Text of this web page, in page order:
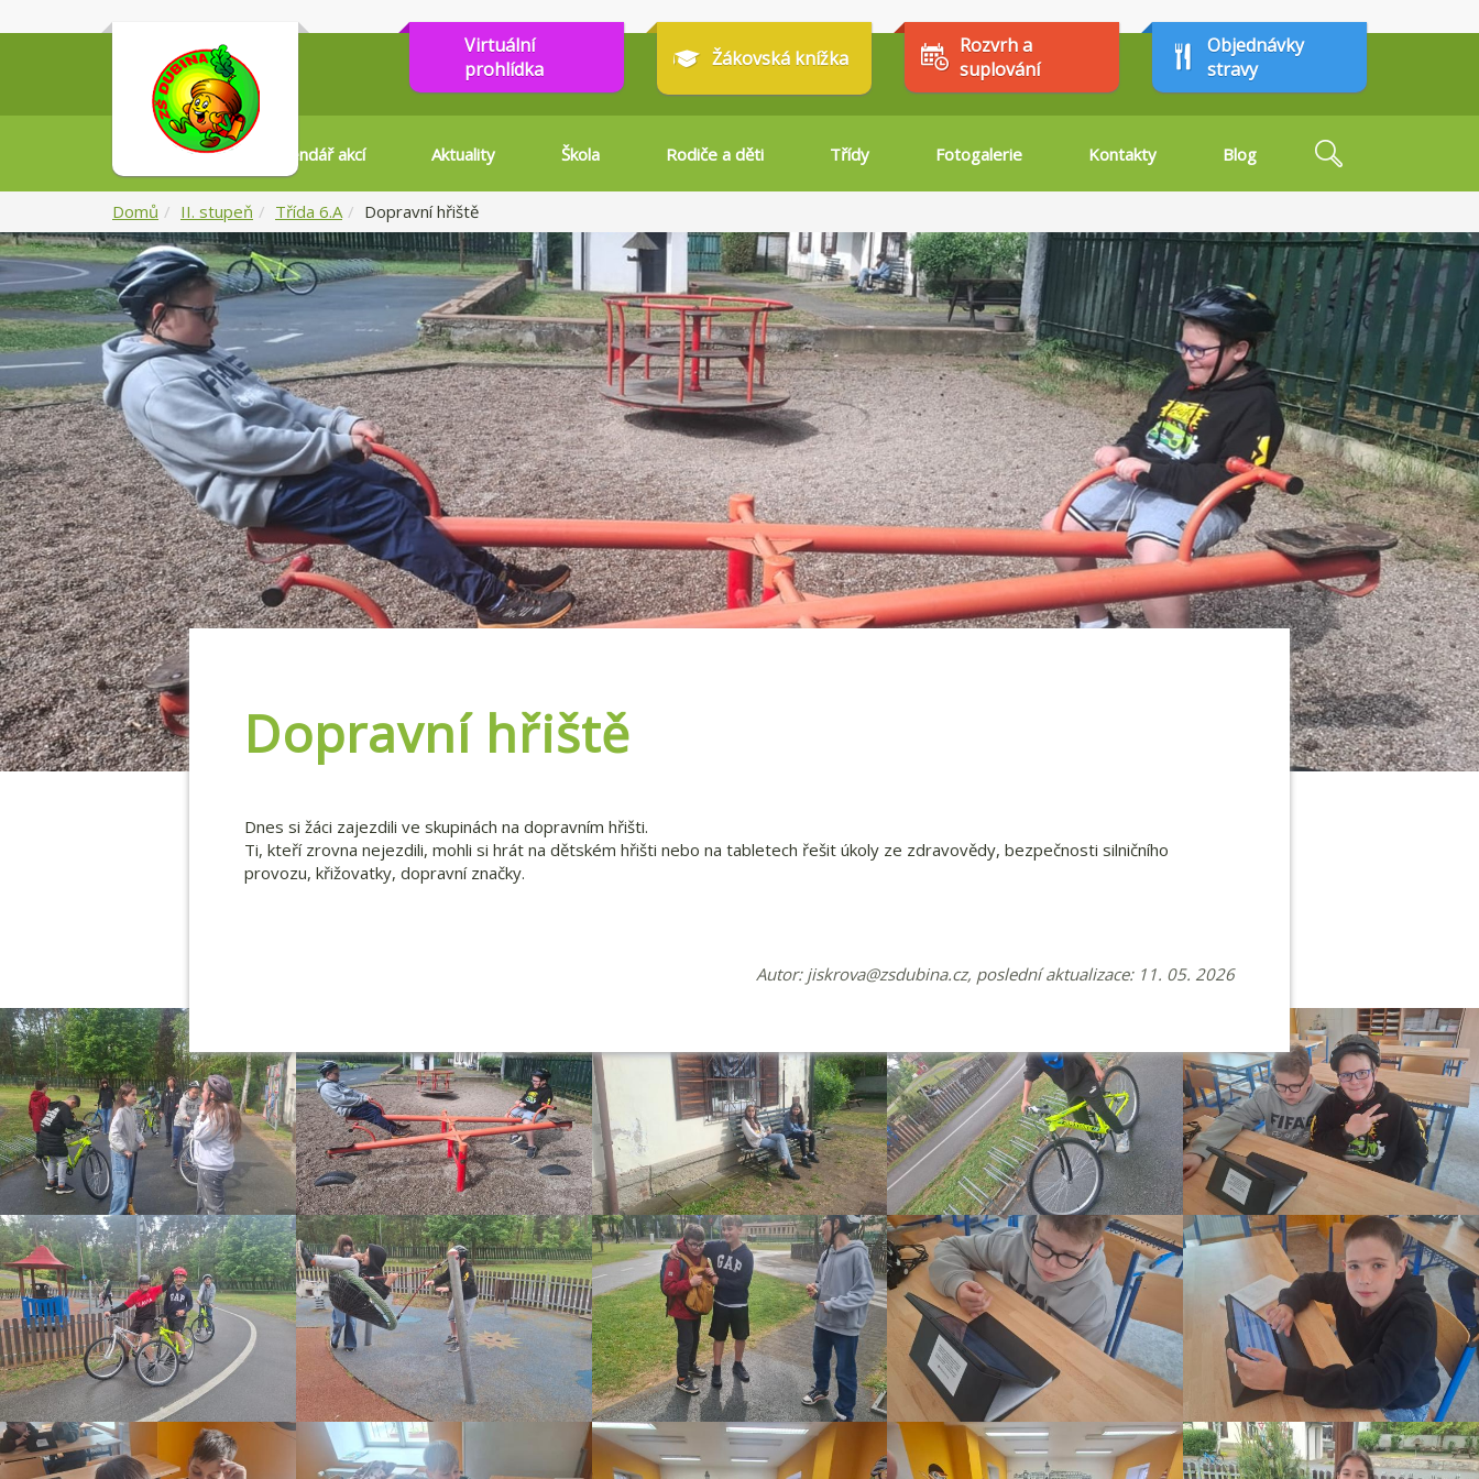
Virtuální
prohlídka
Žákovská knížka
Rozvrh a
suplování
Objednávky
stravy
Vyhledávání
Kalendář akcí
Aktuality Škola Rodiče a děti Třídy Fotogalerie Kontakty Blog
Domů II. stupeň Třída 6.A Dopravní hřiště
Dopravní hřiště
Dnes si žáci zajezdili ve skupinách na dopravním hřišti.
Ti, kteří zrovna nejezdili, mohli si hrát na dětském hřišti nebo na tabletech řešit úkoly ze zdravovědy, bezpečnosti silničního
provozu, křižovatky, dopravní značky.
Autor: jiskrova@zsdubina.cz, poslední aktualizace: 11. 05. 2026